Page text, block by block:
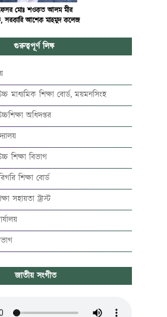
মোঃ শওকত আলম মীর
সরকারি আশেক মাহমুদ কলেজ
গুরুত্বপূর্ণ লিঙ্ক
মাধ্যমিক শিক্ষা বোর্ড, ময়মনসিংহ
অধিদপ্তর
শিক্ষা বিভাগ
শিক্ষা বোর্ড
সহায়তা ট্রাস্ট
জাতীয় সংগীত